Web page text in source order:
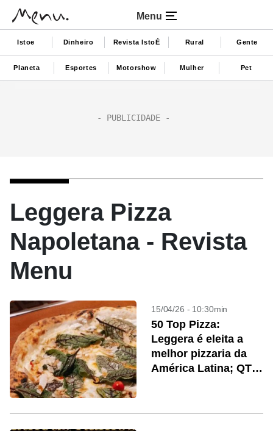
Menu
Istoe Dinheiro Revista IstoÉ Rural Gente
Planeta Esportes Motorshow Mulher Pet
Leggera Pizza
Napoletana - Revista
Menu
15/04/26 - 10:30min
50 Top Pizza:
Leggera é eleita a
melhor pizzaria da
América Latina; QT